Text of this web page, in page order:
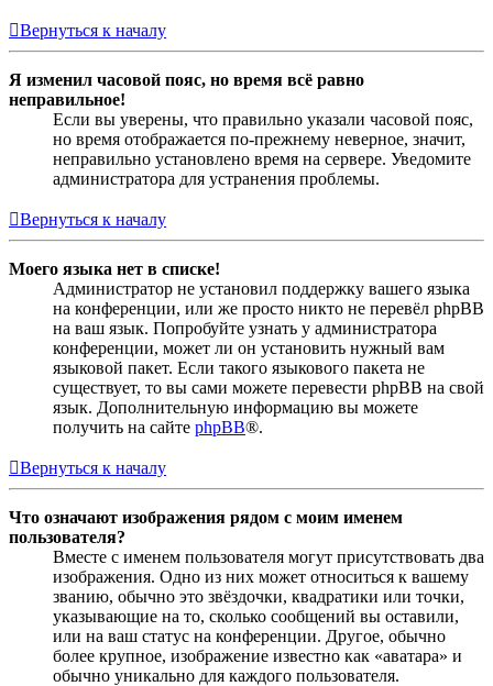
Вернуться к началу
Я изменил часовой пояс, но время всё равно
неправильное!
Если вы уверены, что правильно указали часовой пояс,
но время отображается по-прежнему неверное, значит,
неправильно установлено время на сервере. Уведомите
администратора для устранения проблемы.
Вернуться к началу
Моего языка нет в списке!
Администратор не установил поддержку вашего языка
на конференции, или же просто никто не перевёл phpBB
на ваш язык. Попробуйте узнать у администратора
конференции, может ли он установить нужный вам
языковой пакет. Если такого языкового пакета не
существует, то вы сами можете перевести phpBB на свой
язык. Дополнительную информацию вы можете
получить на сайте phpBB®.
Вернуться к началу
Что означают изображения рядом с моим именем
пользователя?
Вместе с именем пользователя могут присутствовать два
изображения. Одно из них может относиться к вашему
званию, обычно это звёздочки, квадратики или точки,
указывающие на то, сколько сообщений вы оставили,
или на ваш статус на конференции. Другое, обычно
более крупное, изображение известно как «аватара» и
обычно уникально для каждого пользователя.